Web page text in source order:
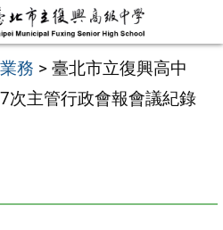
務 > 臺北市立復興高中
次主管行政會報會議紀錄